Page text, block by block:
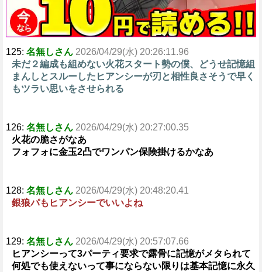
125: 名無しさん 2026/04/29(水) 20:26:11.96
未だ２編成も組めない火花スタート勢の僕、どうせ記憶組
まんしとスルーしたヒアンシーが刃と相性良さそうで早く
もツラい思いをさせられる
126: 名無しさん 2026/04/29(水) 20:27:00.35
火花の脆さがなあ
フォフォに金玉2凸でワンパン保険掛けるかなあ
128: 名無しさん 2026/04/29(水) 20:48:20.41
銀狼パもヒアンシーでいいよね
129: 名無しさん 2026/04/29(水) 20:57:07.66
ヒアンシーって3パーティ要求で露骨に記憶がメタられて
何処でも使えないって事にならない限りは基本記憶に永久